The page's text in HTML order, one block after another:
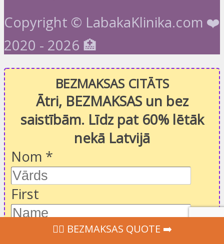
Copyright © LabakaKlinika.com ❤️
2020 - 2026 🏥
BEZMAKSAS CITĀTS
Ātri, BEZMAKSAS un bez
saistībām. Līdz pat 60% lētāk
nekā Latvijā
Nom *
First
‍👩‍⚕ BEZMAKSAS QUOTE ➡️